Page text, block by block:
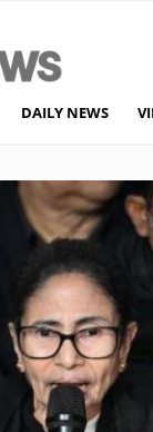
DAILY NEWS